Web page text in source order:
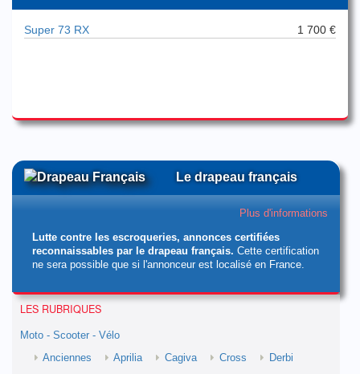
1 700 €
Super 73 RX
Le drapeau français
Plus d'informations
Lutte contre les escroqueries, annonces certifiées
reconnaissables par le drapeau français. Cette certification
ne sera possible que si l'annonceur est localisé en France.
LES RUBRIQUES
Moto - Scooter - Vélo
Anciennes
Aprilia Cagiva Cross
Derbi